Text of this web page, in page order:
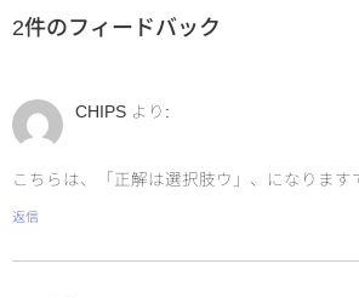
2件のフィードバック
CHIPS より:
こちらは、「正解は選択肢ウ」、になります
返信